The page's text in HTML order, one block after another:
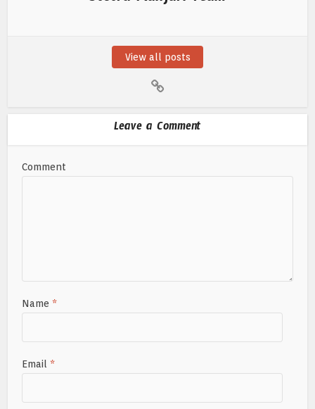
View all posts
Leave a Comment
Comment
Name*
Email*